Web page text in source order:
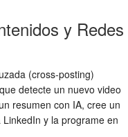
y Redes
(cross-posting)
detecte un nuevo video
resumen con IA, cree un
y la programe en